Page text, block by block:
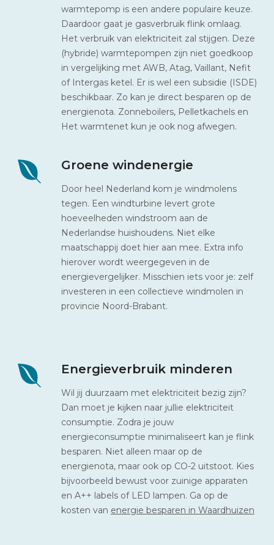
warmtepomp is een andere populaire keuze.
Daardoor gaat je gasverbruik flink omlaag.
Het verbruik van elektriciteit zal stijgen. Deze
(hybride) warmtepompen zijn niet goedkoop
in vergelijking met AWB, Atag, Vaillant, Nefit
of Intergas ketel. Er is wel een subsidie (ISDE)
beschikbaar. Zo kan je direct besparen op de
energienota. Zonneboilers, Pelletkachels en
Het warmtenet kun je ook nog afwegen.
Groene windenergie
Door heel Nederland kom je windmolens
tegen. Een windturbine levert grote
hoeveelheden windstroom aan de
Nederlandse huishoudens. Niet elke
maatschappij doet hier aan mee. Extra info
hierover wordt weergegeven in de
energievergelijker. Misschien iets voor je: zelf
investeren in een collectieve windmolen in
provincie Noord-Brabant.
Energieverbruik minderen
Wil jij duurzaam met elektriciteit bezig zijn?
Dan moet je kijken naar jullie elektriciteit
consumptie. Zodra je jouw
energieconsumptie minimaliseert kan je flink
besparen. Niet alleen maar op de
energienota, maar ook op CO-2 uitstoot. Kies
bijvoorbeeld bewust voor zuinige apparaten
en A++ labels of LED lampen. Ga op de
kosten van energie besparen in Waardhuizen